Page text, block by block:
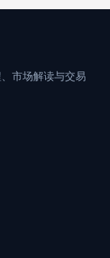
市场解读与交易